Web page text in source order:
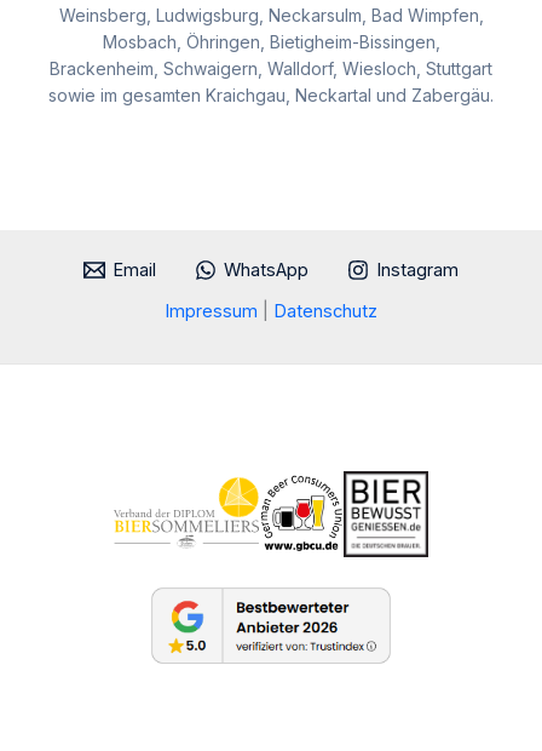
Weinsberg, Ludwigsburg, Neckarsulm, Bad Wimpfen,
Mosbach, Öhringen, Bietigheim-Bissingen,
Brackenheim, Schwaigern, Walldorf, Wiesloch, Stuttgart
sowie im gesamten Kraichgau, Neckartal und Zabergäu.
Email WhatsApp
Instagram
Impressum
Datenschutz